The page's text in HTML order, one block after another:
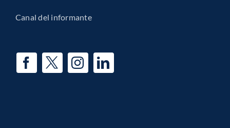
Canal del informante